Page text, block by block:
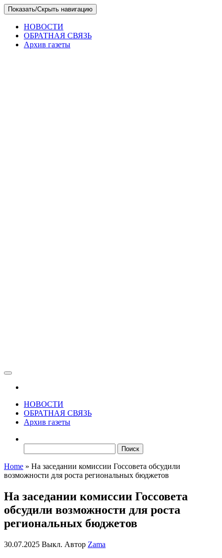
Skip
to
content
Показать/Скрыть навигацию
НОВОСТИ
ОБРАТНАЯ СВЯЗЬ
Архив газеты
НОВОСТИ
ОБРАТНАЯ СВЯЗЬ
Архив газеты
Home » На заседании комиссии Госсовета обсудили
возможности для роста региональных бюджетов
На заседании комиссии Госсовета
обсудили возможности для роста
региональных бюджетов
30.07.2025 Выкл. Автор Zama